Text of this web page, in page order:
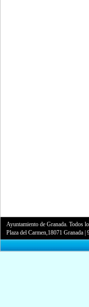
Ayuntamiento de Granada. Todos
Plaza del Carmen,18071 Granada |